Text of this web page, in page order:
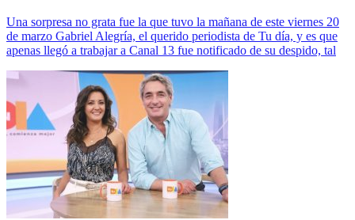
Una sorpresa no grata fue la que tuvo la mañana de este viernes 20
de marzo Gabriel Alegría, el querido periodista de Tu día, y es que
apenas llegó a trabajar a Canal 13 fue notificado de su despido, tal